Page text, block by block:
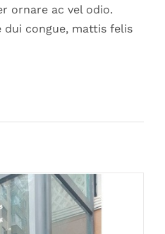
ornare ac vel odio.
dui congue, mattis felis
engelli asansörü
No Poz numaraları